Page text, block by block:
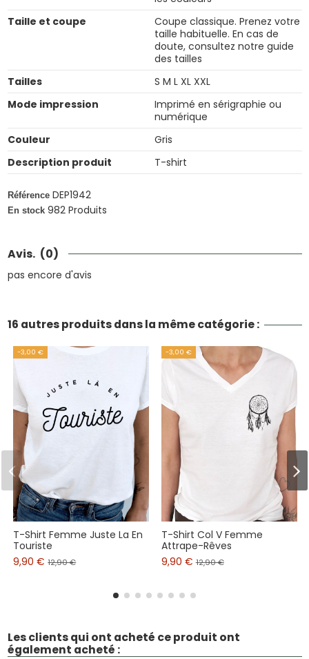
Taille et coupe
Coupe classique. Prenez votre
taille habituelle. En cas de
doute, consultez notre guide
des tailles
Tailles
S M L XL XXL
Mode impression
Imprimé en sérigraphie ou
numérique
Couleur
Gris
Description produit
T-shirt
Référence DEP1942
En stock 982 Produits
Avis. (0)
pas encore d'avis
16 autres produits dans la même catégorie :
-3,00 €
T-Shirt Femme Juste La En
Touriste
9,90 €12,90 €
-3,00 €
T-Shirt Col V Femme
Attrape-Rêves
9,90 €12,90 €
Les clients qui ont acheté ce produit ont
également acheté :